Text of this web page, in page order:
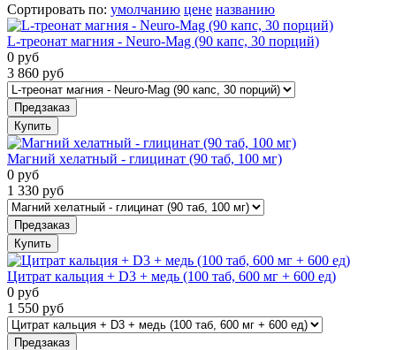
Сортировать по: умолчанию цене названию
L-треонат магния - Neuro-Mag (90 капс, 30 порций)
0 руб
3 860 руб
Предзаказ
Купить
Магний хелатный - глицинат (90 таб, 100 мг)
0 руб
1 330 руб
Предзаказ
Купить
Цитрат кальция + D3 + медь (100 таб, 600 мг + 600 ед)
0 руб
1 550 руб
Предзаказ